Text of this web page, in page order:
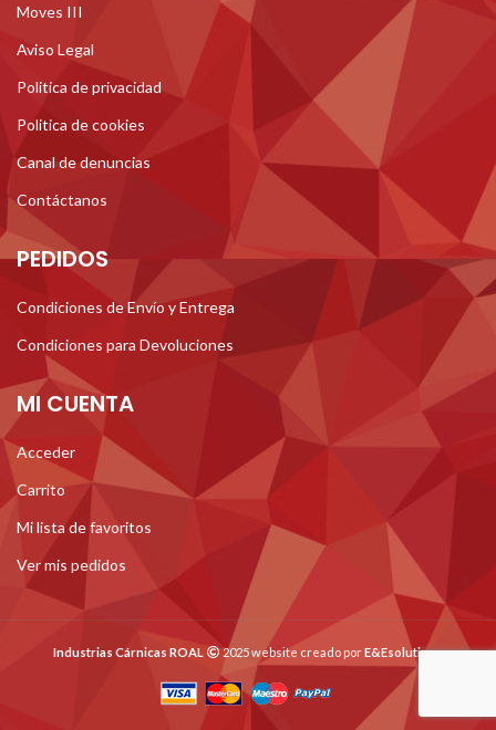
Moves III
Aviso Legal
Politica de privacidad
Politica de cookies
Canal de denuncias
Contáctanos
PEDIDOS
Condiciones de Envío y Entrega
Condiciones para Devoluciones
MI CUENTA
Acceder
Carrito
Mi lista de favoritos
Ver mis pedidos
Industrias Cárnicas ROAL 2025 website creado porE&Esolutions